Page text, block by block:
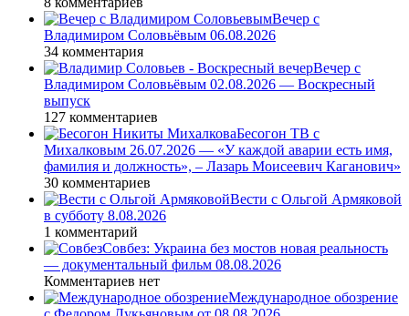
Вечер с
Владимиром Соловьёвым 06.08.2026
34 комментария
Вечер с
Владимиром Соловьёвым 02.08.2026 — Воскресный
выпуск
127 комментариев
Бесогон ТВ с
Михалковым 26.07.2026 — «У каждой аварии есть имя,
фамилия и должность», – Лазарь Моисеевич Каганович»
30 комментариев
Вести с Ольгой Армяковой
в субботу 8.08.2026
1 комментарий
Совбез: Украина без мостов новая реальность
— документальный фильм 08.08.2026
Комментариев нет
Международное обозрение